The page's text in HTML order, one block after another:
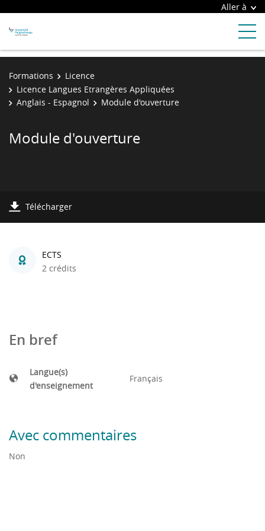
Aller à
Formations
Licence
Licence Langues Etrangères Appliquées
Anglais - Espagnol
Module d'ouverture
Module d'ouverture
Télécharger
ECTS
2 crédits
En bref
Langue(s)
d'enseignement
Français
Avec commentaires
Non